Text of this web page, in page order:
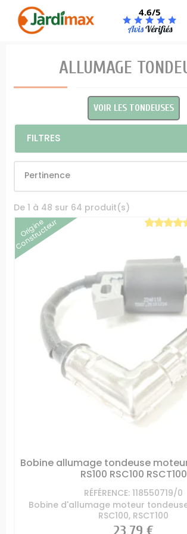
4.6/5
ALLUMAGE
VOIR LES TONDEUSES
FILTRES
Pertinence
De 1 à 48 sur 64 produit(s)
Origine
Constructeur
Bobine allumage tondeuse
RS100 RSC100 RSCT100
RÉFÉRENCE: 118550719/0
Bobine d'allumage moteur tondeuse
RSC100, RSCT100
Prix
Panneau de gestion des cookies